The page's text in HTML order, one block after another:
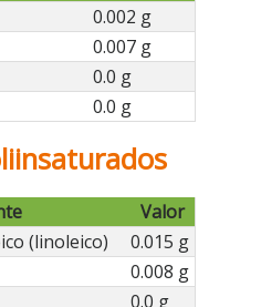
0.002 g
0.007 g
0.0 g
0.0 g
Valor
(linoleico)
0.015 g
0.008 g
0.0 g